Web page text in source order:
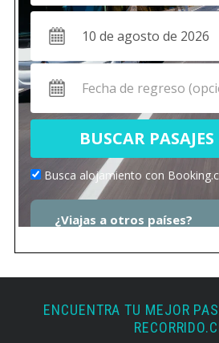
ENCUENTRA TU MEJOR